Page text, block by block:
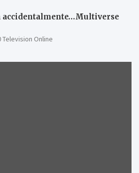
accidentalmente…Multiverse
Television Online